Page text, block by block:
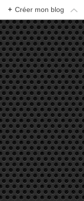
+ Créer mon blog